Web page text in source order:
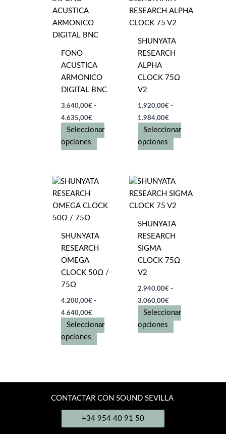
FONO
ACUSTICA
ARMONICO
DIGITAL BNC
3.640,00 €
4.635,00 €
de
precios:
desde
Seleccionar
opciones
Este
producto
variantes.
opciones
pueden
elegir
la
SHUNYATA
RESEARCH
ALPHA
CLOCK 75Ω
V2
1.920,00 €
1.984,00 €
de
precios:
desde
Seleccionar
opciones
Este
producto
variantes.
Las
opciones
se
pueden
en
producto
SHUNYATA
RESEARCH
OMEGA
CLOCK 50Ω /
75Ω
4.200,00 €
4.640,00 €
de
precios:
desde
Seleccionar
opciones
Este
producto
variantes.
se
pueden
SHUNYATA
RESEARCH
SIGMA
CLOCK 75Ω
V2
2.940,00 €
3.060,00 €
de
precios:
desde
Seleccionar
opciones
Este
producto
Las
CONTACTAR CON SOUND SEVILLA
+34 954 40 91 50